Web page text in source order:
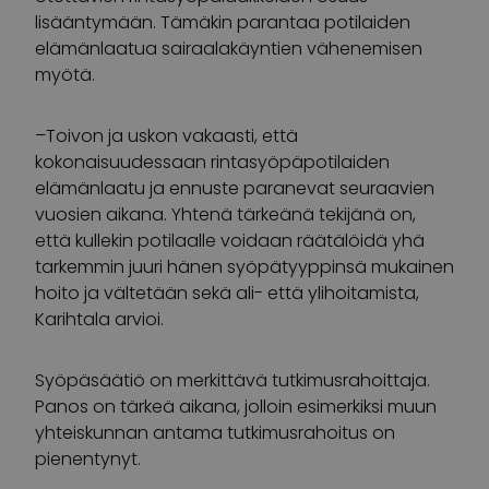
lisääntymään. Tämäkin parantaa potilaiden
elämänlaatua sairaalakäyntien vähenemisen
myötä.
–Toivon ja uskon vakaasti, että
kokonaisuudessaan rintasyöpäpotilaiden
elämänlaatu ja ennuste paranevat seuraavien
vuosien aikana. Yhtenä tärkeänä tekijänä on,
että kullekin potilaalle voidaan räätälöidä yhä
tarkemmin juuri hänen syöpätyyppinsä mukainen
hoito ja vältetään sekä ali- että ylihoitamista,
Karihtala arvioi.
Syöpäsäätiö on merkittävä tutkimusrahoittaja.
Panos on tärkeä aikana, jolloin esimerkiksi muun
yhteiskunnan antama tutkimusrahoitus on
pienentynyt.